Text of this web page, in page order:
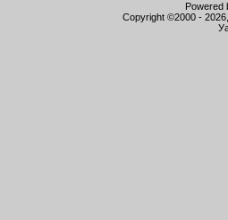
Powered
Copyright ©2000 -